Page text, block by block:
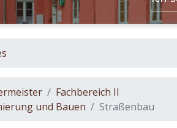
Fachbereich II
und Bauen
Straßenbau